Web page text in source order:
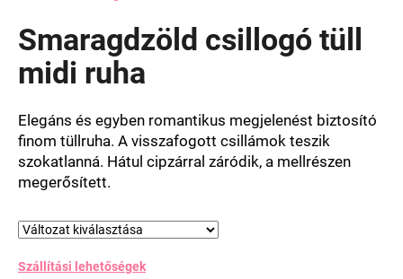
átlagos
értékelése
csillag.
Smaragdzöld csillogó tüll
midi ruha
Elegáns és egyben romantikus megjelenést biztosító
finom tüllruha. A visszafogott csillámok teszik
szokatlanná. Hátul cipzárral záródik, a mellrészen
megerősített.
Szállítási lehetőségek